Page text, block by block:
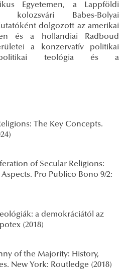
Egyetemen, a Lappföldi
Babes-Bolyai
dolgozott az amerikai
és a hollandiai Radboud
a konzervatív politikai
teológia és a
The Key Concepts.
of Secular Religions:
Pro Publico Bono 9/2:
a demokráciától az
(2018)
of the Majority: History,
New York: Routledge (2018)